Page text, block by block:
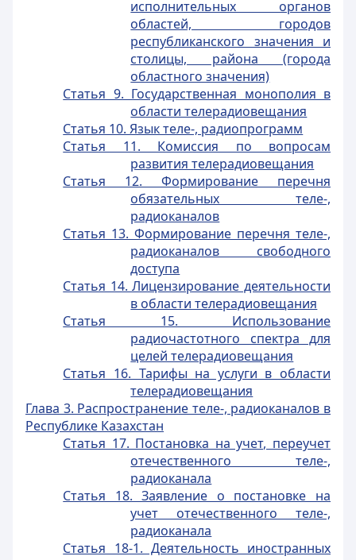
исполнительных органов
областей, городов
республиканского значения и
столицы, района (города
областного значения)
Статья 9. Государственная монополия в
области телерадиовещания
Статья 10. Язык теле-, радиопрограмм
Статья 11. Комиссия по вопросам
развития телерадиовещания
Статья 12. Формирование перечня
обязательных теле-,
радиоканалов
Статья 13. Формирование перечня теле-,
радиоканалов свободного
доступа
Статья 14. Лицензирование деятельности
в области телерадиовещания
Статья 15. Использование
радиочастотного спектра для
целей телерадиовещания
Статья 16. Тарифы на услуги в области
телерадиовещания
Глава 3. Распространение теле-, радиоканалов в
Республике Казахстан
Статья 17. Постановка на учет, переучет
отечественного теле-,
радиоканала
Статья 18. Заявление о постановке на
учет отечественного теле-,
радиоканала
Статья 18-1. Деятельность иностранных